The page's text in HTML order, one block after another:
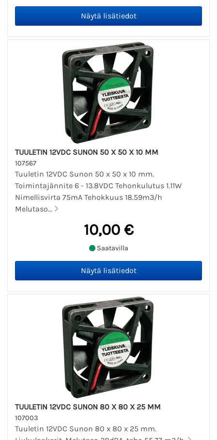
TUULETIN 12VDC SUNON 50 X 50 X 10 MM
107567
Tuuletin 12VDC Sunon 50 x 50 x 10 mm.
Toimintajännite 6 - 13.8VDC Tehonkulutus 1.11W
Nimellisvirta 75mA Tehokkuus 18.59m3/h
Melutaso...
10,00 €
Saatavilla
TUULETIN 12VDC SUNON 80 X 80 X 25 MM
107003
Tuuletin 12VDC Sunon 80 x 80 x 25 mm.